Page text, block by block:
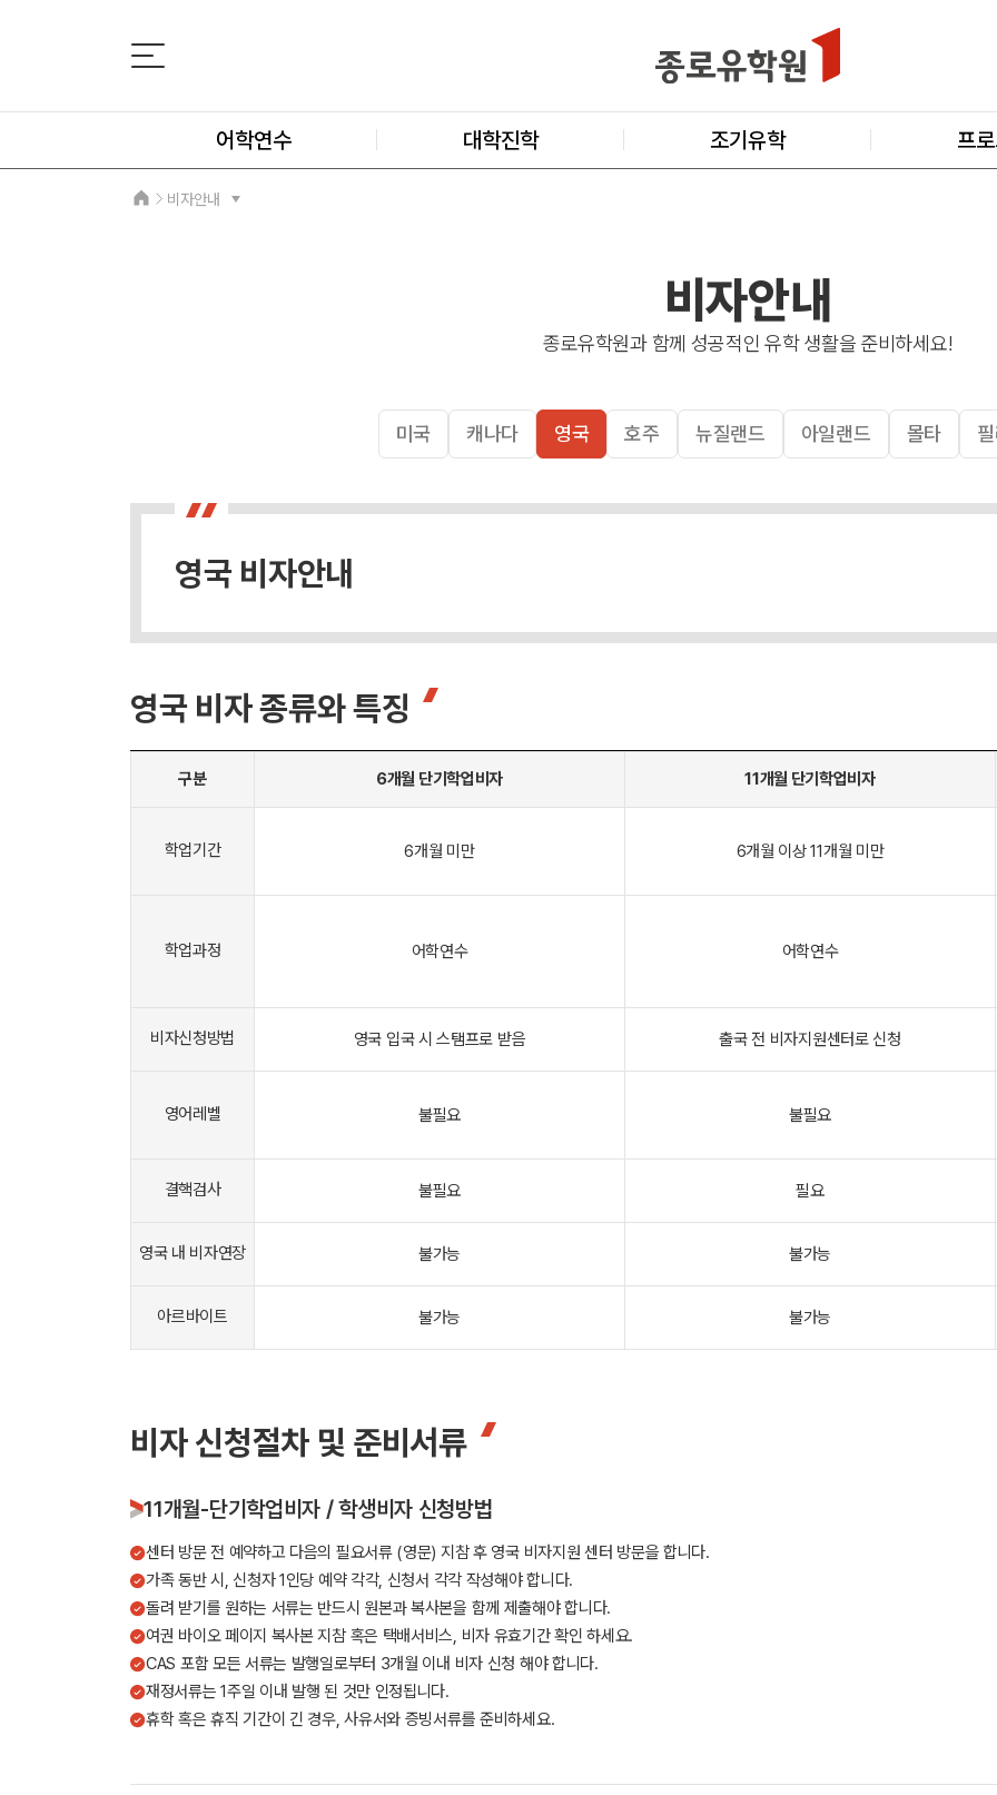
어학연수 대학진학 조기유학 프
비자안내
비자안내
종로유학원과 함께 성공적인 유학 생활을 준비하세요!
미국 캐나다 영국 호주 뉴질랜드 아일랜드 몰타
영국 비자안내
영국 비자 종류와 특징
구분 6개월 단기학업비자 11개월 단기학업비자
학업기간 6개월 미만 6개월 이상 11개월 미만
학업과정 어학연수 어학연수
비자신청방법 영국 입국 시 스탬프로 받음 출국 전 비자지원센터로 신청
영어레벨 불필요 불필요
결핵검사 불필요 필요
영국 내 비자연장 불가능 불가능
아르바이트 불가능 불가능
비자 신청절차 및 준비서류
11개월-단기학업비자 / 학생비자 신청방법
센터 방문 전 예약하고 다음의 필요서류 (영문) 지참 후 영국 비자지원 센터 방문을 합니다.
가족 동반 시, 신청자 1인당 예약 각각, 신청서 각각 작성해야 합니다.
돌려 받기를 원하는 서류는 반드시 원본과 복사본을 함께 제출해야 합니다.
여권 바이오 페이지 복사본 지참 혹은 택배서비스, 비자 유효기간 확인 하세요.
CAS 포함 모든 서류는 발행일로부터 3개월 이내 비자 신청 해야 합니다.
재정서류는 1주일 이내 발행 된 것만 인정됩니다.
휴학 혹은 휴직 기간이 긴 경우, 사유서와 증빙서류를 준비하세요.